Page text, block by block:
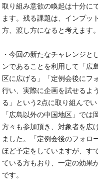
取り組み意欲の喚起は十分に
ます。残る課題は、インプッ
方、渡し方になると考えます。
・今回の新たなチャレンジと
ンであることを利用して「広
区に広げる」「定例会後にフ
行い、実際に企画を試せるよ
る」という2点に取り組んでい
「広島以外の中国地区」では
方々も参加頂き、対象者を広
ました。「定例会後のフォロ
ほど予定をしていますが、す
ている方もおり、一定の効果
です。